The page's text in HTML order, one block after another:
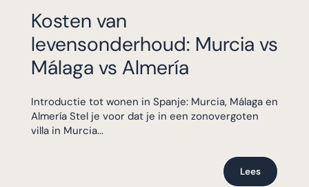
Kosten van
levensonderhoud: Murcia vs
Málaga vs Almería
Introductie tot wonen in Spanje: Murcia, Málaga en
Almería Stel je voor dat je in een zonovergoten
villa in Murcia...
Lees